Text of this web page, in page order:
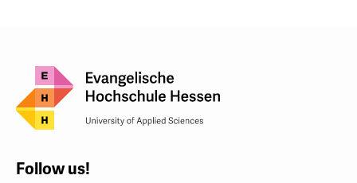
Follow us!